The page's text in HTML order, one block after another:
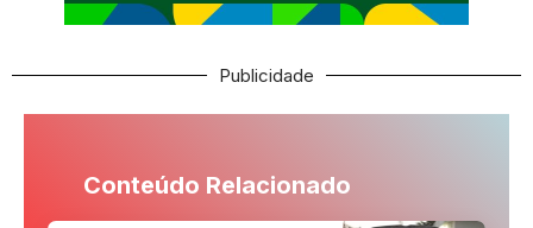
Publicidade
Conteúdo Relacionado